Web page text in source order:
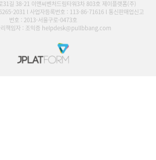
31길 38-21 이앤씨벤처드림타워3차 803호 제이플랫폼(주)
2031 l 사업자등록번호 : 113-86-71616 l 통신판매업신고
번호 : 2013-서울구로-0473호
리책임자 : 조익증 helpdesk@pullbbang.com